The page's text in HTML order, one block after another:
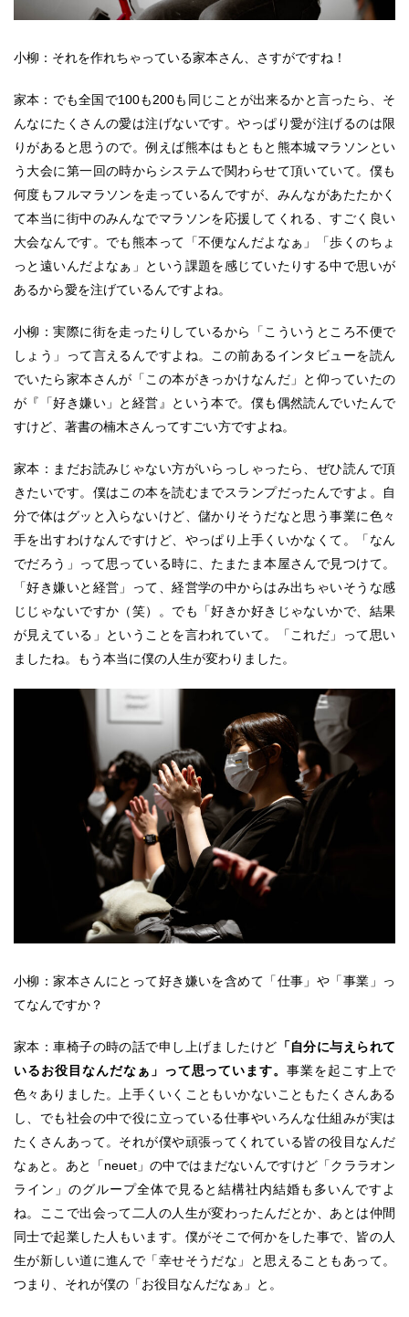
小柳：それを作れちゃっている家本さん、さすがですね！
家本：でも全国で100も200も同じことが出来るかと言ったら、そ
んなにたくさんの愛は注げないです。やっぱり愛が注げるのは限
りがあると思うので。例えば熊本はもともと熊本城マラソンとい
う大会に第一回の時からシステムで関わらせて頂いていて。僕も
何度もフルマラソンを走っているんですが、みんながあたたかく
て本当に街中のみんなでマラソンを応援してくれる、すごく良い
大会なんです。でも熊本って「不便なんだよなぁ」「歩くのちょ
っと遠いんだよなぁ」という課題を感じていたりする中で思いが
あるから愛を注げているんですよね。
小柳：実際に街を走ったりしているから「こういうところ不便で
しょう」って言えるんですよね。この前あるインタビューを読ん
でいたら家本さんが「この本がきっかけなんだ」と仰っていたの
が『「好き嫌い」と経営』という本で。僕も偶然読んでいたんで
すけど、著書の楠木さんってすごい方ですよね。
家本：まだお読みじゃない方がいらっしゃったら、ぜひ読んで頂
きたいです。僕はこの本を読むまでスランプだったんですよ。自
分で体はグッと入らないけど、儲かりそうだなと思う事業に色々
手を出すわけなんですけど、やっぱり上手くいかなくて。「なん
でだろう」って思っている時に、たまたま本屋さんで見つけて。
「好き嫌いと経営」って、経営学の中からはみ出ちゃいそうな感
じじゃないですか（笑）。でも「好きか好きじゃないかで、結果
が見えている」ということを言われていて。「これだ」って思い
ましたね。もう本当に僕の人生が変わりました。
小柳：家本さんにとって好き嫌いを含めて「仕事」や「事業」っ
てなんですか？
家本：車椅子の時の話で申し上げましたけど 「自分に与えられて
いるお役目なんだなぁ」って思っています。事業を起こす上で
色々ありました。上手くいくこともいかないこともたくさんある
し、でも社会の中で役に立っている仕事やいろんな仕組みが実は
たくさんあって。それが僕や頑張ってくれている皆の役目なんだ
なぁと。あと「neuet」の中ではまだないんですけど「クララオン
ライン」のグループ全体で見ると結構社内結婚も多いんですよ
ね。ここで出会って二人の人生が変わったんだとか、あとは仲間
同士で起業した人もいます。僕がそこで何かをした事で、皆の人
生が新しい道に進んで「幸せそうだな」と思えることもあって。
つまり、それが僕の「お役目なんだなぁ」と。